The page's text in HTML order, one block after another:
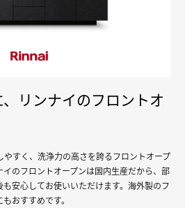
リンナイのフロントオ
すく、洗浄力の高さを誇るフロントオープ
のフロントオープンは国内生産だから、部
安心してお使いいただけます。海外製のフ
おすすめです。